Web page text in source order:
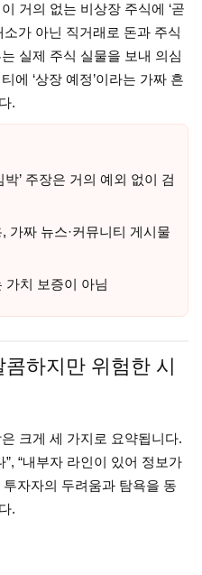
거의 없는 비상장 주식에 ‘곧
가 아닌 직거래로 돈과 주식
실제 주식 실물을 보내 의심
에 ‘상장 예정’이라는 가짜 흔
.
’ 주장은 거의 예외 없이 검
가짜 뉴스·커뮤니티 게시물
가치 보증이 아님
하지만 위험한 시
크게 세 가지로 요약됩니다.
“내부자 라인이 있어 정보가
투자자의 두려움과 탐욕을 동
.